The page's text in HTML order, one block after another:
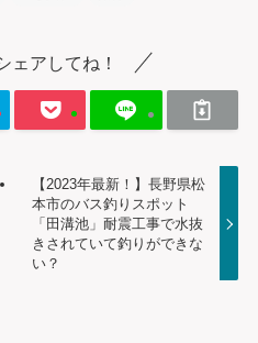
ェアしてね！
【2023年最新！】長野県松
本市のバス釣りスポット
「田溝池」耐震工事で水抜
きされていて釣りができな
い？